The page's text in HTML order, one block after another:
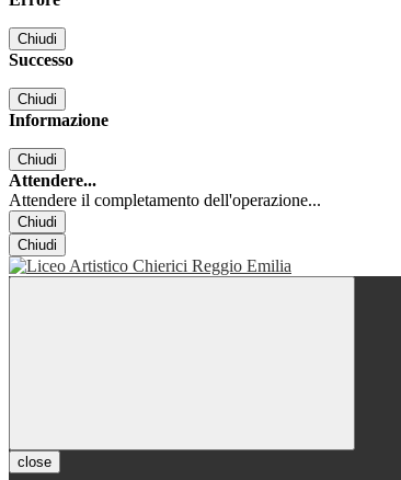
Chiudi
Successo
Chiudi
Informazione
Chiudi
Attendere...
Attendere il completamento dell'operazione...
Chiudi
Chiudi
close